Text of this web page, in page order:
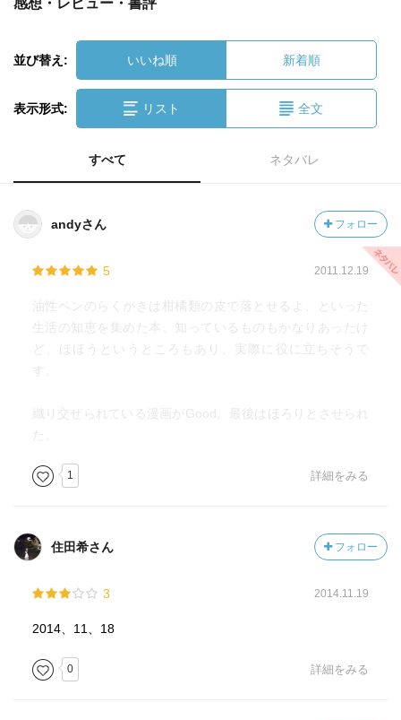
感想・レビュー・書評
並び替え: いいね順 新着順
表示形式: リスト 全文
すべて ネタバレ
andyさん フォロー
5 2011.12.19
油性ペンのらくがきは柑橘類の皮で落とせるよ、といった
生活の知恵を集めた本。知っているものもかなりあったけ
ど、ほほうというところもあり、実際に役に立ちそうで
す。
織り交ぜられている漫画がGood。最後はほろりとさせられ
た。
1 詳細をみる
住田希さん フォロー
3 2014.11.19
2014、11、18
0 詳細をみる